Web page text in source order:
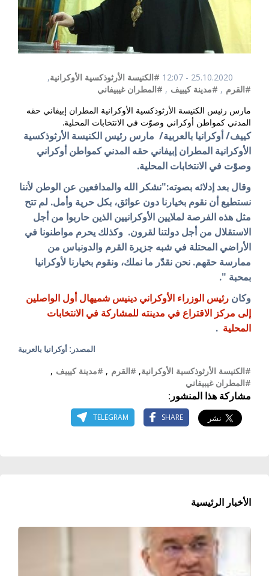
25.10.2020 - 12:07 #الكنيسة الأرثوذكسية الأوكرانية,
#القرم , #مدينة كيييف , #المطران غيبيفاني
مارس رئيس الكنيسة الأرثوذكسية الأوكرانية المطران إبيفاني حقه
المدني كمواطن أوكراني وصوّت في الانتخابات المحلية.
كييف/ أوكرانيا بالعربية/ مارس رئيس الكنيسة الأرثوذكسية
الأوكرانية المطران إبيفاني حقه المدني كمواطن أوكراني
وصوّت في الانتخابات المحلية.
وقال بعد إدلائه بصوته:"نشكر الله والمدافعين عن الوطن لأننا
نستطيع أن نقوم بخيارنا دون عوائق، بكل حرية وأمل. لم تتح
مثل هذه الفرصة لملايين الأوكرانيين الذين حاربوا من أجل
الاستقلال من أجل دولتنا لقرون. وكذلك يحرم مواطنونا في
الأراضي المحتلة في شبه جزيرة القرم والدونباس من
ممارسة حقهم. نحن نقدّر ما نملك، ونقوم بخيارنا لأوكرانيا
بمحبة ".
وكان رئيس الوزراء الأوكراني دينيس شميهال أول الواصلين
إلى مركز الاقتراع في مدينته للمشاركة في الانتخابات
المحلية .
المصدر: أوكرانيا بالعربية
#الكنيسة الأرثوذكسية الأوكرانية, #القرم , #مدينة كيييف ,
#المطران غيبيفاني
مشاركة هذا المنشور:
SHARE
TELEGRAM
الأخبار الرئيسية